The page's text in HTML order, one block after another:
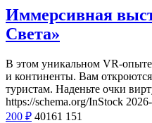
Иммерсивная
Света»
В этом уникальном VR-опыте
и континенты. Вам
туристам. Наденьте очки
https://schema.org/InStock
200 ₽ 40161 151